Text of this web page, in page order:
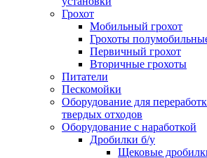
Грохот
Мобильный грохот
Грохоты
Первичный грохот
Вторичные грохоты
Питатели
Пескомойки
Оборудование для
твердых отходов
Оборудование с наработкой
Дробилки б/у
Щековые